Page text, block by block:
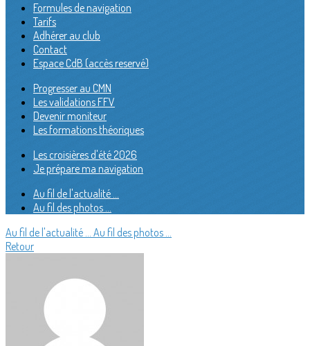
Formules de navigation
Tarifs
Adhérer au club
Contact
Espace CdB (accès reservé)
Progresser au CMN
Les validations FFV
Devenir moniteur
Les formations théoriques
Les croisières d'été 2026
Je prépare ma navigation
Au fil de l'actualité ...
Au fil des photos ...
Au fil de l'actualité ... Au fil des photos ...
Retour